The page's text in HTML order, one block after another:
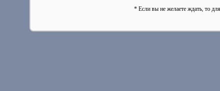
* Если вы не желаете ждать, то